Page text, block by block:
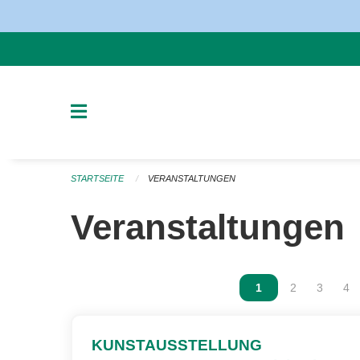
STARTSEITE VERANSTALTUNGEN
Veranstaltungen
Vous êtes sur la
1 Vous êtes
2 Vous
3 4
KUNSTAUSSTELLUNG